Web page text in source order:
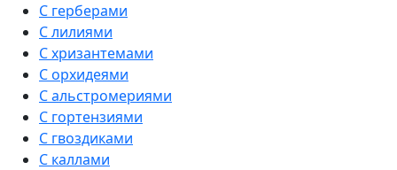
С герберами
С лилиями
С хризантемами
С орхидеями
С альстромериями
С гортензиями
С гвоздиками
С каллами